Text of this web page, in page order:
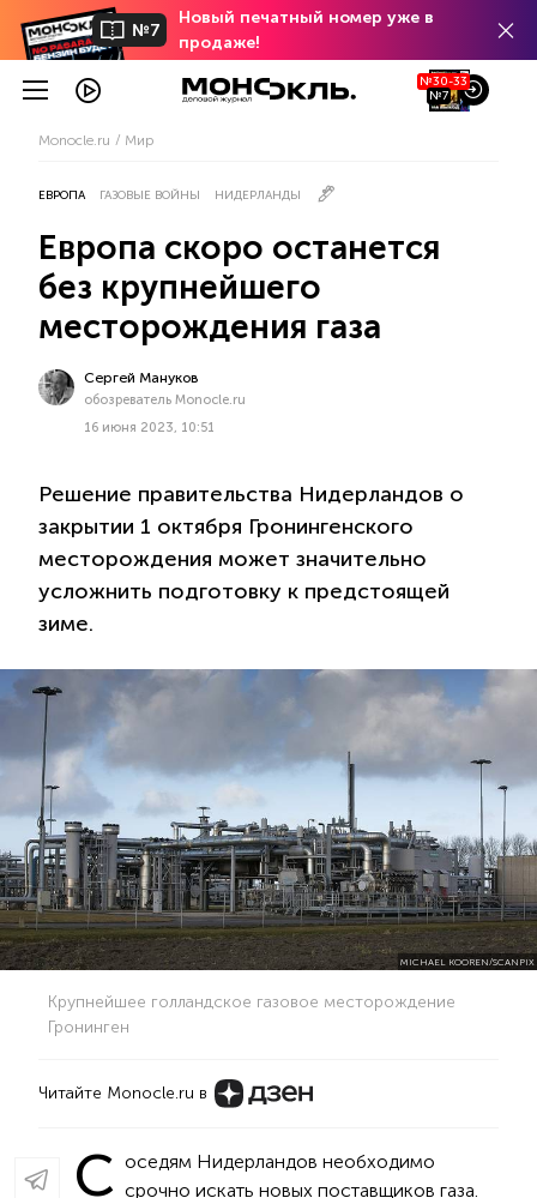
№7
Новый печатный номер уже в
продаже!
№30-33
№7
Monocle.ru Мир
ЕВРОПА ГАЗОВЫЕ ВОЙНЫ НИДЕРЛАНДЫ
Европа скоро останется
без крупнейшего
месторождения газа
Сергей Мануков
обозреватель Monocle.ru
16 июня 2023, 10:51
Решение правительства Нидерландов о
закрытии 1 октября Гронингенского
месторождения может значительно
усложнить подготовку к предстоящей
зиме.
MICHAEL KOOREN/SCANPIX
Крупнейшее голландское газовое месторождение
Гронинген
Читайте Monocle.ru в
С оседям Нидерландов необходимо
срочно искать новых поставщиков газа.